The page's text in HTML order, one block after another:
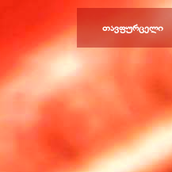
Перейти к контенту
თავფურცელი